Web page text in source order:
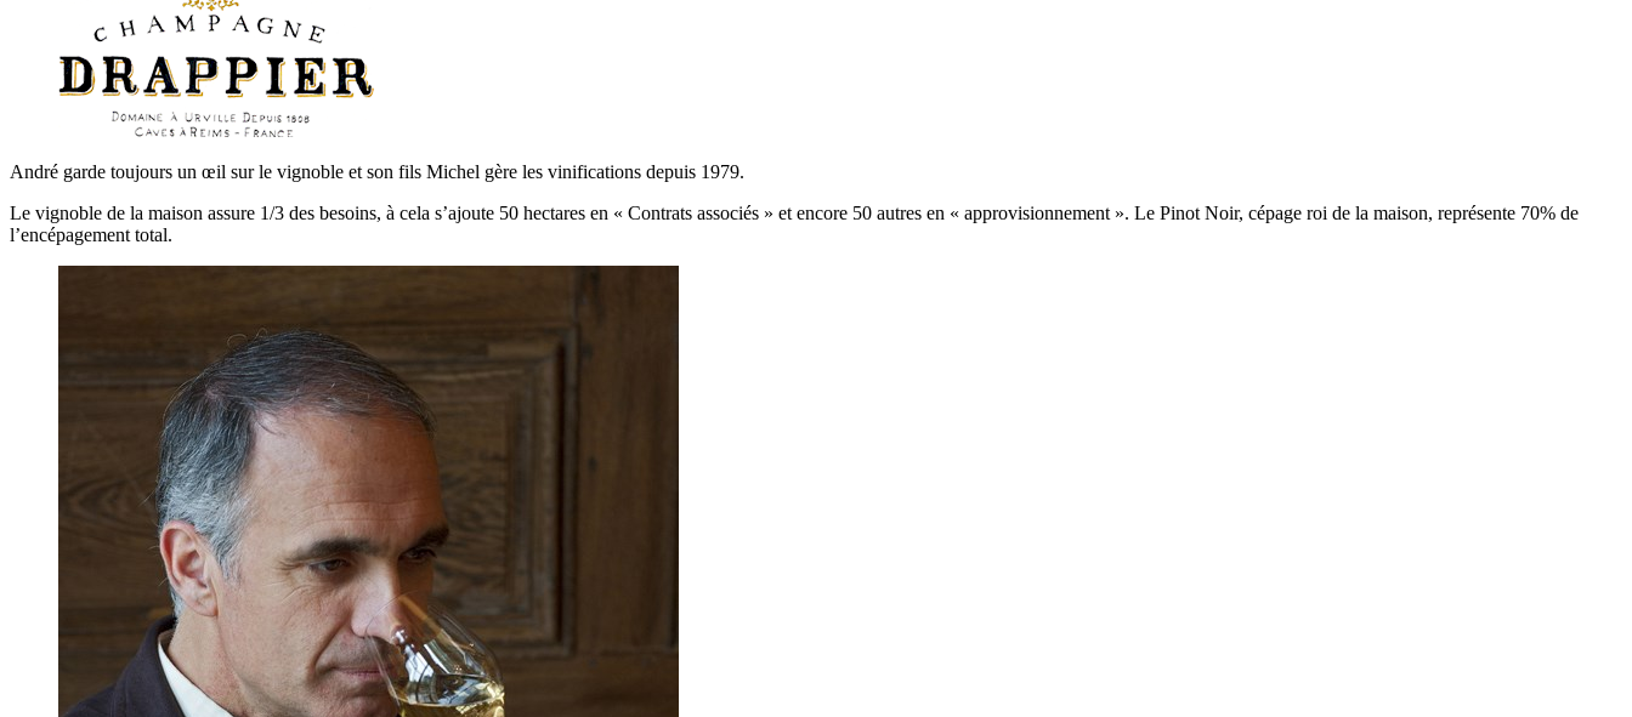
André garde toujours un œil sur le vignoble et son fils Michel gère les vinifications depuis 1979.
Le vignoble de la maison assure 1/3 des besoins, à cela s’ajoute 50 hectares en « Contrats associés » et encore 50 autres en « approvisionnement ». Le Pinot Noir, cépage roi de la maison, représente 70% de
l’encépagement total.